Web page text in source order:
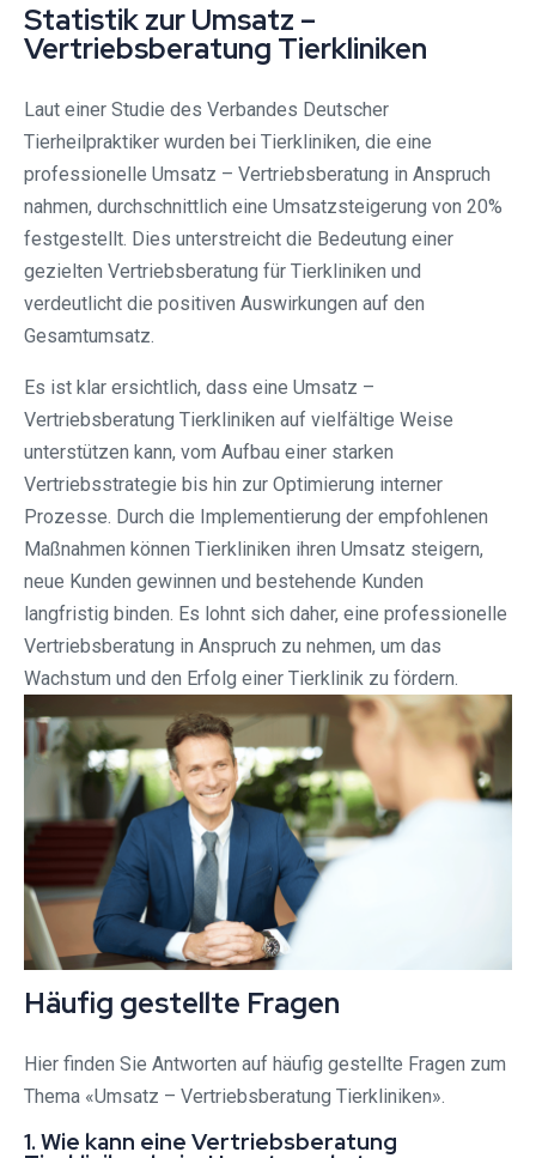
Statistik zur Umsatz –
Vertriebsberatung Tierkliniken
Laut einer Studie des Verbandes Deutscher
Tierheilpraktiker wurden bei Tierkliniken, die eine
professionelle Umsatz – Vertriebsberatung in Anspruch
nahmen, durchschnittlich eine Umsatzsteigerung von 20%
festgestellt. Dies unterstreicht die Bedeutung einer
gezielten Vertriebsberatung für Tierkliniken und
verdeutlicht die positiven Auswirkungen auf den
Gesamtumsatz.
Es ist klar ersichtlich, dass eine Umsatz –
Vertriebsberatung Tierkliniken auf vielfältige Weise
unterstützen kann, vom Aufbau einer starken
Vertriebsstrategie bis hin zur Optimierung interner
Prozesse. Durch die Implementierung der empfohlenen
Maßnahmen können Tierkliniken ihren Umsatz steigern,
neue Kunden gewinnen und bestehende Kunden
langfristig binden. Es lohnt sich daher, eine professionelle
Vertriebsberatung in Anspruch zu nehmen, um das
Wachstum und den Erfolg einer Tierklinik zu fördern.
Häufig gestellte Fragen
Hier finden Sie Antworten auf häufig gestellte Fragen zum
Thema «Umsatz – Vertriebsberatung Tierkliniken».
1. Wie kann eine Vertriebsberatung